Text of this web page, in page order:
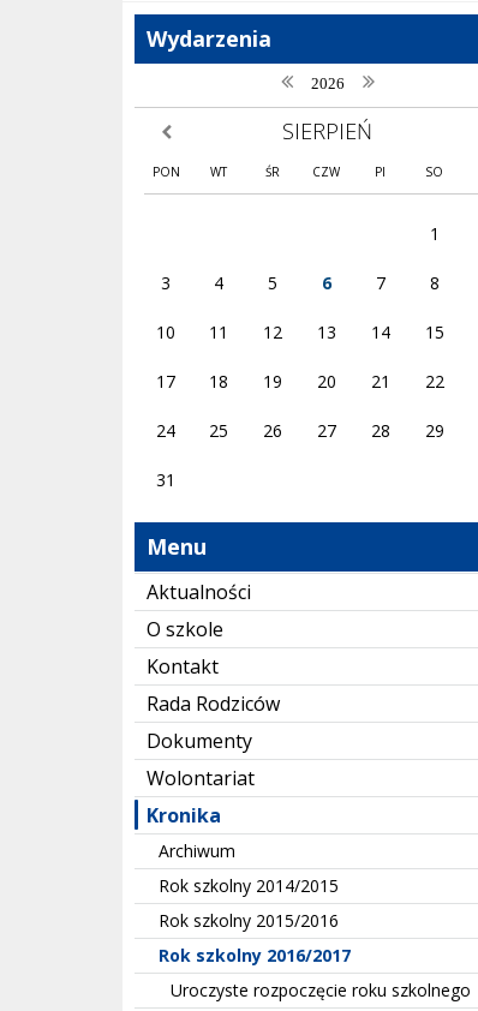
Wydarzenia
poprzedni rok
2026 następny rok
poprzedni miesiąc SIERPIEŃ
PON WT ŚR CZW PI SO
1
3 4 5 6 7 8
10 11 12 13 14 15
17 18 19 20 21 22
24 25 26 27 28 29
31
Menu
Aktualności
O szkole
Kontakt
Rada Rodziców
Dokumenty
Wolontariat
Kronika
Archiwum
Rok szkolny 2014/2015
Rok szkolny 2015/2016
Rok szkolny 2016/2017
Uroczyste rozpoczęcie roku szkolnego